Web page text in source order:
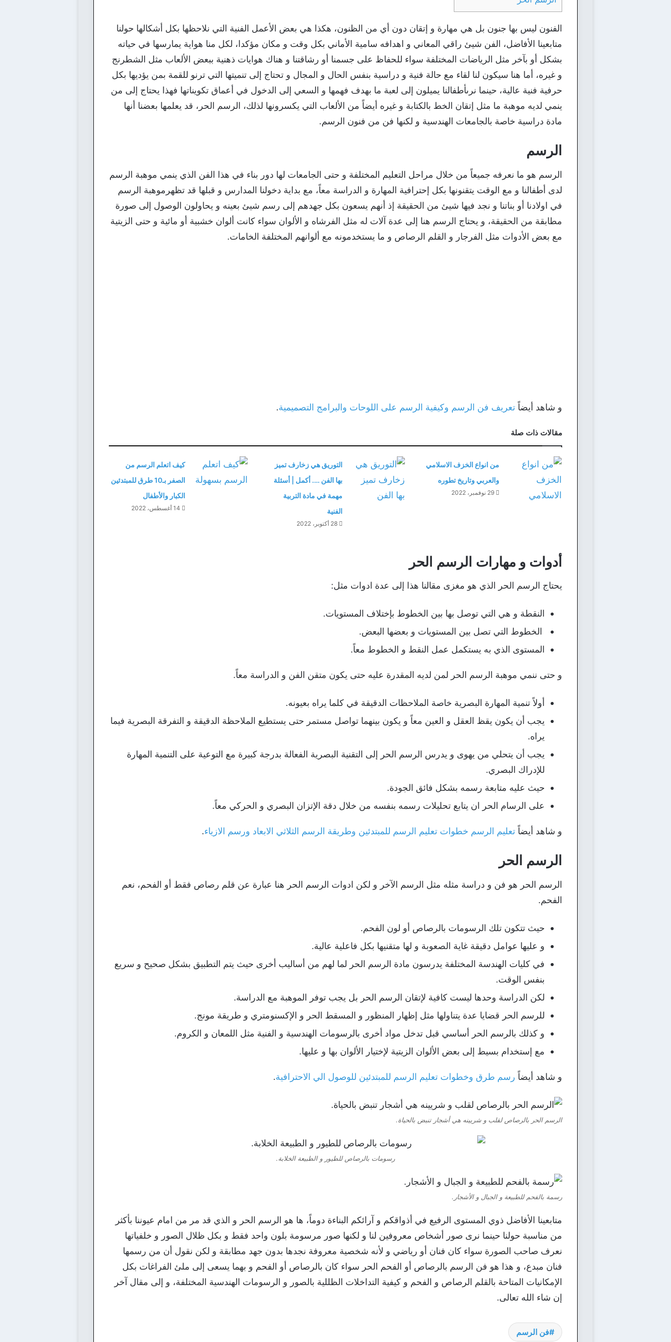
الفنون ليس بها جنون بل هي مهارة و إتقان دون أي من الظنون، هكذا هي بعض الأعمل الفنية التي نلاحظها بكل أشكالها حولنا
متابعينا الأفاضل، الفن شيئ راقي المعاني و اهدافه سامية الأماني بكل وقت و مكان مؤكدا، لكل منا هواية يمارسها في حياته
بشكل أو بآخر مثل الرياضات المختلفة سواء للحفاظ على جسمنا أو رشاقتنا و هناك هوايات ذهنية ببعض الألعاب مثل الشطرنج
و غيره، أما هنا سيكون لنا لقاء مع حالة فنية و دراسية بنفس الحال و المجال و تحتاج إلى تنميتها التي ترنو للقمة بمن يؤديها بكل
حرفية فنية عالية، حينما نرىأطفالنا يميلون إلى لعبة ما بهدف فهمها و السعي إلى الدخول في أعماق تكويناتها فهذا يحتاج إلى من
ينمي لديه موهبة ما مثل إتقان الخط بالكتابة و غيره أيضاً من الألعاب التي يكسرونها لذلك، الرسم الحر، قد يعلمها بعضنا أنها
مادة دراسية خاصة بالجامعات الهندسية و لكنها فن من فنون الرسم.
الرسم
الرسم هو ما نعرفه جميعاً من خلال مراحل التعليم المختلفة و حتى الجامعات لها دور بناء في هذا الفن الذي ينمي موهبة الرسم
لدى أطفالنا و مع الوقت يتقنونها بكل إحترافية المهارة و الدراسة معاً، مع بداية دخولنا المدارس و قبلها قد تظهرموهبة الرسم
في اولادنا أو بناتنا و نجد فيها شيئ من الحقيقة إذ أنهم يسعون بكل جهدهم إلى رسم شيئ بعينه و يحاولون الوصول إلى صورة
مطابقة من الحقيقة، و يحتاج الرسم هنا إلى عدة آلات له مثل الفرشاه و الألوان سواء كانت ألوان خشبية أو مائية و حتى الزيتية
مع بعض الأدوات مثل الفرجار و القلم الرصاص و ما يستخدمونه مع ألوانهم المختلفة الخامات.
و شاهد أيضاً تعريف فن الرسم وكيفية الرسم على اللوحات والبرامج التصميمية.
مقالات ذات صلة
من انواع الخزف الاسلامي
والعربي وتاريخ تطوره
29 نوفمبر، 2022
التوريق هي زخارف تميز
بها الفن …. أكمل | أسئلة
مهمة في مادة التربية
الفنية
28 أكتوبر، 2022
كيف اتعلم الرسم من
الصفر بـ10 طرق للمبتدئين
الكبار والأطفال
14 أغسطس، 2022
أدوات و مهارات الرسم الحر
يحتاج الرسم الحر الذي هو مغزى مقالنا هذا إلى عدة ادوات مثل:
النقطة و هي التي توصل بها بين الخطوط بإختلاف المستويات.
الخطوط التي تصل بين المستويات و بعضها البعض.
المستوى الذي به يستكمل عمل النقط و الخطوط معاً.
و حتى ننمي موهبة الرسم الحر لمن لديه المقدرة عليه حتى يكون متقن الفن و الدراسة معاً.
أولاً تنمية المهارة البصرية خاصة الملاحظات الدقيقة في كلما يراه بعيونه.
يجب أن يكون يقظ العقل و العين معاً و يكون بينهما تواصل مستمر حتى يستطيع الملاحظة الدقيقة و التفرقة البصرية فيما
يراه.
يجب أن يتحلي من يهوى و يدرس الرسم الحر إلى التقنية البصرية الفعالة بدرجة كبيرة مع التوعية على التنمية المهارة
للإدراك البصري.
حيث عليه متابعة رسمه بشكل فائق الجودة.
على الرسام الحر ان يتابع تحليلات رسمه بنفسه من خلال دقة الإتزان البصري و الحركي معاً.
و شاهد أيضاً تعليم الرسم خطوات تعليم الرسم للمبتدئين وطريقة الرسم الثلاثي الابعاد ورسم الازياء.
الرسم الحر
الرسم الحر هو فن و دراسة مثله مثل الرسم الآخر و لكن ادوات الرسم الحر هنا عبارة عن قلم رصاص فقط أو الفحم، نعم
الفحم.
حيث تتكون تلك الرسومات بالرصاص أو لون الفحم.
و عليها عوامل دقيقة غاية الصعوبة و لها متقنيها بكل فاعلية عالية.
في كليات الهندسة المختلفة يدرسون مادة الرسم الحر لما لهم من أساليب أخرى حيث يتم التطبيق بشكل صحيح و سريع
بنفس الوقت.
لكن الدراسة وحدها ليست كافية لإتقان الرسم الحر بل يجب توفر الموهبة مع الدراسة.
للرسم الحر قضايا عدة يتناولها مثل إظهار المنظور و المسقط الحر و الإكسنومتري و طريقة مونج.
و كذلك بالرسم الحر أساسي قبل تدخل مواد أخرى بالرسومات الهندسية و الفنية مثل اللمعان و الكروم.
مع إستخدام بسيط إلى بعض الألوان الزيتية لإختيار الألوان بها و عليها.
و شاهد أيضاً رسم طرق وخطوات تعليم الرسم للمبتدئين للوصول الي الاحترافية.
الرسم الحر بالرصاص لقلب و شريينه هي أشجار تنبض بالحياة.
رسومات بالرصاص للطيور و الطبيعة الخلابة.
رسمة بالفحم للطبيعة و الجبال و الأشجار.
متابعينا الأفاضل ذوي المستوى الرفيع في أذواقكم و آرائكم البناءة دوماً، ها هو الرسم الحر و الذي قد مر من امام عيوننا بأكثر
من مناسبة حولنا حينما نرى صور أشخاص معروفين لنا و لكنها صور مرسومة بلون واحد فقط و بكل ظلال الصور و خلفياتها
نعرف صاحب الصورة سواء كان فنان أو رياضي و لأنه شخصية معروفة نجدها بدون جهد مطابقة و لكن نقول أن من رسمها
فنان مبدع، و هذا هو فن الرسم بالرصاص أو الفحم الحر سواء كان بالرصاص أو الفحم و بهما يسعى إلى ملئ الفراغات بكل
الإمكانيات المتاحة بالقلم الرصاص و الفحم و كيفية التداخلات الظللية بالصور و الرسومات الهندسية المختلفة، و إلى مقال آخر
إن شاء الله تعالى.
فن الرسم